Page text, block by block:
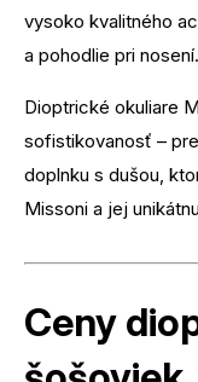
vysoko kvalitného
a pohodlie pri nosení.
Dioptrické okuliare
sofistikovanosť –
doplnku s dušou,
Missoni a jej
Ceny